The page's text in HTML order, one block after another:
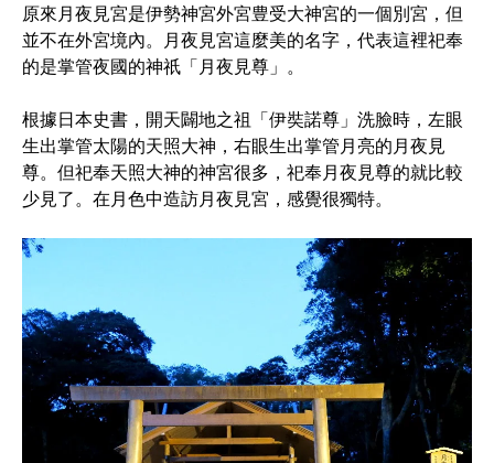
原來月夜見宮是伊勢神宮外宮豊受大神宮的一個別宮，但
並不在外宮境內。月夜見宮這麼美的名字，代表這裡祀奉
的是掌管夜國的神祇「月夜見尊」。
根據日本史書，開天闢地之祖「伊奘諾尊」洗臉時，左眼
生出掌管太陽的天照大神，右眼生出掌管月亮的月夜見
尊。但祀奉天照大神的神宮很多，祀奉月夜見尊的就比較
少見了。在月色中造訪月夜見宮，感覺很獨特。